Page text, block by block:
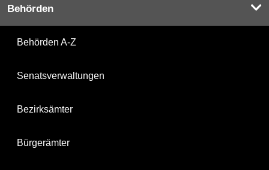
Behörden
Behörden A-Z
Senatsverwaltungen
Bezirksämter
Bürgerämter